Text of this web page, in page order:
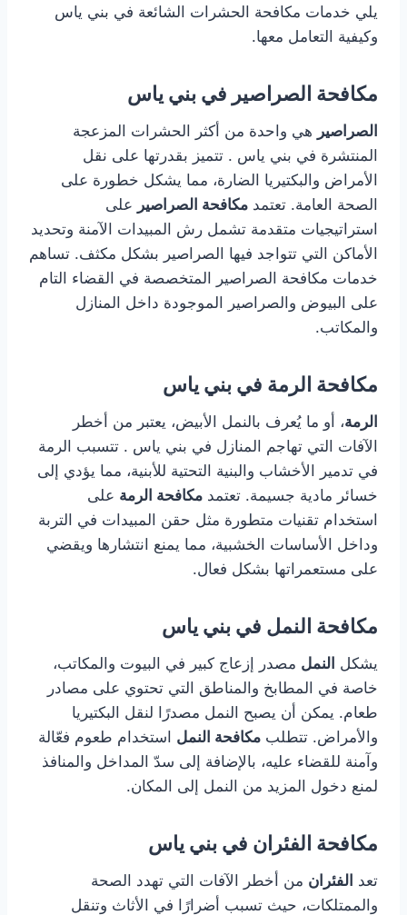
يلي خدمات مكافحة الحشرات الشائعة في بني ياس
وكيفية التعامل معها.
مكافحة الصراصير في بني ياس
الصراصير هي واحدة من أكثر الحشرات المزعجة
المنتشرة في بني ياس . تتميز بقدرتها على نقل
الأمراض والبكتيريا الضارة، مما يشكل خطورة على
الصحة العامة. تعتمد مكافحة الصراصير على
استراتيجيات متقدمة تشمل رش المبيدات الآمنة وتحديد
الأماكن التي تتواجد فيها الصراصير بشكل مكثف. تساهم
خدمات مكافحة الصراصير المتخصصة في القضاء التام
على البيوض والصراصير الموجودة داخل المنازل
والمكاتب.
مكافحة الرمة في بني ياس
الرمة، أو ما يُعرف بالنمل الأبيض، يعتبر من أخطر
الآفات التي تهاجم المنازل في بني ياس . تتسبب الرمة
في تدمير الأخشاب والبنية التحتية للأبنية، مما يؤدي إلى
خسائر مادية جسيمة. تعتمد مكافحة الرمة على
استخدام تقنيات متطورة مثل حقن المبيدات في التربة
وداخل الأساسات الخشبية، مما يمنع انتشارها ويقضي
على مستعمراتها بشكل فعال.
مكافحة النمل في بني ياس
يشكل النمل مصدر إزعاج كبير في البيوت والمكاتب،
خاصة في المطابخ والمناطق التي تحتوي على مصادر
طعام. يمكن أن يصبح النمل مصدرًا لنقل البكتيريا
والأمراض. تتطلب مكافحة النمل استخدام طعوم فعّالة
وآمنة للقضاء عليه، بالإضافة إلى سدّ المداخل والمنافذ
لمنع دخول المزيد من النمل إلى المكان.
مكافحة الفئران في بني ياس
تعد الفئران من أخطر الآفات التي تهدد الصحة
والممتلكات، حيث تسبب أضرارًا في الأثاث وتنقل